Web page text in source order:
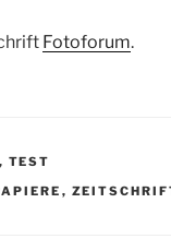
Fotoforum.
, TEST
,